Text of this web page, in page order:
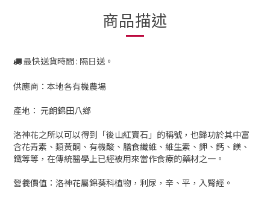
商品描述
最快送貨時間 : 隔日送。
供應商：本地各有機農場
產地： 元朗錦田八鄉
洛神花之所以可以得到「後山紅寶石」的稱號，也歸功於其中富
含花青素、類黃酮、有機酸、膳食纖維、維生素、鉀、鈣、鎂、
鐵等等，在傳統醫學上已經被用來當作食療的藥材之一。
營養價值：洛神花屬錦葵科植物，利尿，辛、平，入腎經。